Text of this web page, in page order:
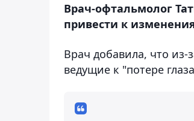
Врач-офтальмолог
привести к
Врач добавила, что из-
ведущие к "потере